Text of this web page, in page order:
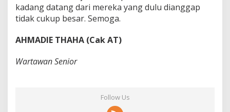
kadang datang dari mereka yang dulu dianggap
tidak cukup besar. Semoga.
AHMADIE THAHA (Cak AT)
Wartawan Senior
Follow Us